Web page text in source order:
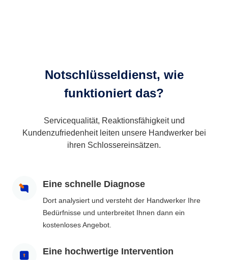
Notschlüsseldienst, wie
funktioniert das?
Servicequalität, Reaktionsfähigkeit und
Kundenzufriedenheit leiten unsere Handwerker bei
ihren Schlossereinsätzen.
Eine schnelle Diagnose
Dort analysiert und versteht der Handwerker Ihre
Bedürfnisse und unterbreitet Ihnen dann ein
kostenloses Angebot.
Eine hochwertige Intervention